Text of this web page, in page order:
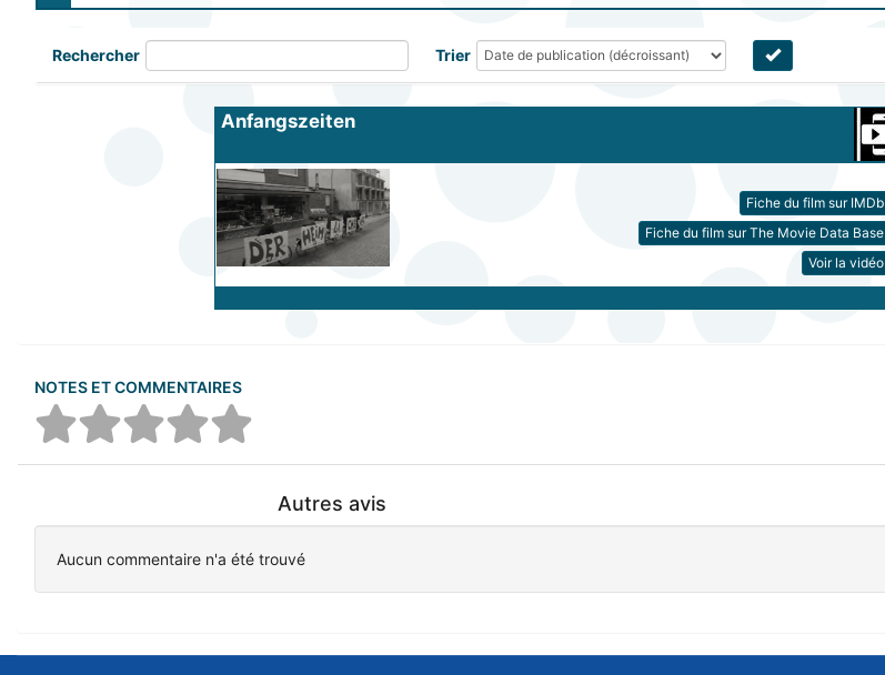
Rechercher Trier
Anfangszeiten
Fiche du film sur IMDb
Fiche du film sur The Movie Data Base
Voir la vidéo
NOTES ET COMMENTAIRES
Autres avis
Aucun commentaire n'a été trouvé